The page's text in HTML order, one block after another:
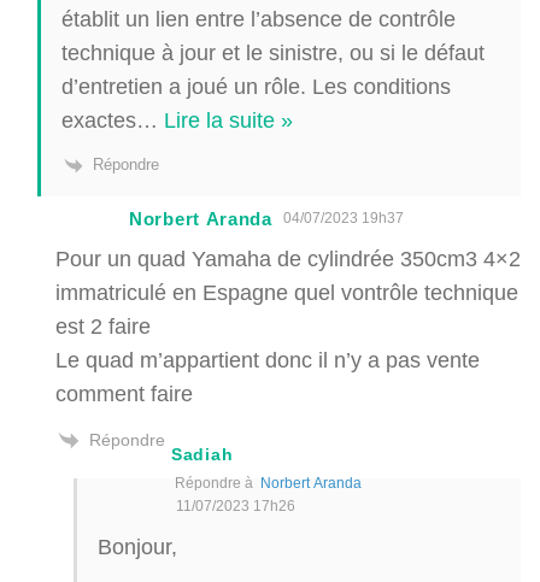
établit un lien entre l’absence de contrôle
technique à jour et le sinistre, ou si le défaut
d’entretien a joué un rôle. Les conditions
exactes… Lire la suite »
Répondre
Norbert Aranda 04/07/2023 19h37
Pour un quad Yamaha de cylindrée 350cm3 4×2
immatriculé en Espagne quel vontrôle technique
est 2 faire
Le quad m’appartient donc il n’y a pas vente
comment faire
Répondre
Sadiah
Répondre à Norbert Aranda
11/07/2023 17h26
Bonjour,